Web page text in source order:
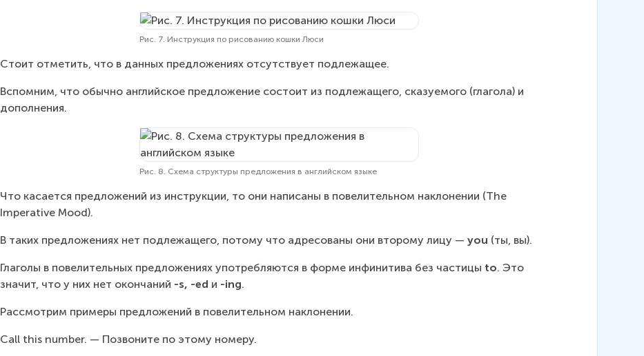
Рис. 7. Инструкция по рисованию кошки Люси
Стоит отметить, что в данных предложениях отсутствует подлежащее.
Вспомним, что обычно английское предложение состоит из подлежащего, сказуемого (глагола) и
дополнения.
Рис. 8. Схема структуры предложения в английском языке
Что касается предложений из инструкции, то они написаны в повелительном наклонении (The
Imperative Mood).
В таких предложениях нет подлежащего, потому что адресованы они второму лицу — you (ты, вы).
Глаголы в повелительных предложениях употребляются в форме инфинитива без частицы to. Это
значит, что у них нет окончаний -s, -ed и -ing.
Рассмотрим примеры предложений в повелительном наклонении.
Call this number. — Позвоните по этому номеру.